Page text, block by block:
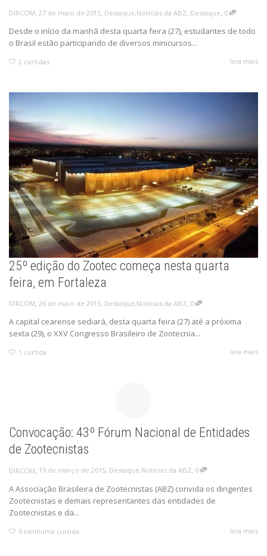
DIRCOM 27 de maio de 2015 Destaque,Notícias da ABZ, Destaque 0
Desde o início da manhã desta quarta feira (27), estudantes de todo
o Brasil estão participando de diversos minicursos...
2 curtidas leia mais
25º edição do Zootec começa nesta quarta
feira, em Fortaleza
DIRCOM, 26 de maio de 2015, Destaque,Notícias da ABZ, 0
A capital cearense sediará, desta quarta feira (27) até a próxima
sexta (29), o XXV Congresso Brasileiro de Zootecnia...
1 curtida leia mais
Convocação: 43º Fórum Nacional de Entidades
de Zootecnistas
DIRCOM, 19 de março de 2015, Destaque,Notícias da ABZ, 0
A Associação Brasileira de Zootecnistas (ABZ) convida os dirigentes
Zootecnistas e demais representantes das entidades de
Zootecnistas e da...
0 nenhuma curtida leia mais